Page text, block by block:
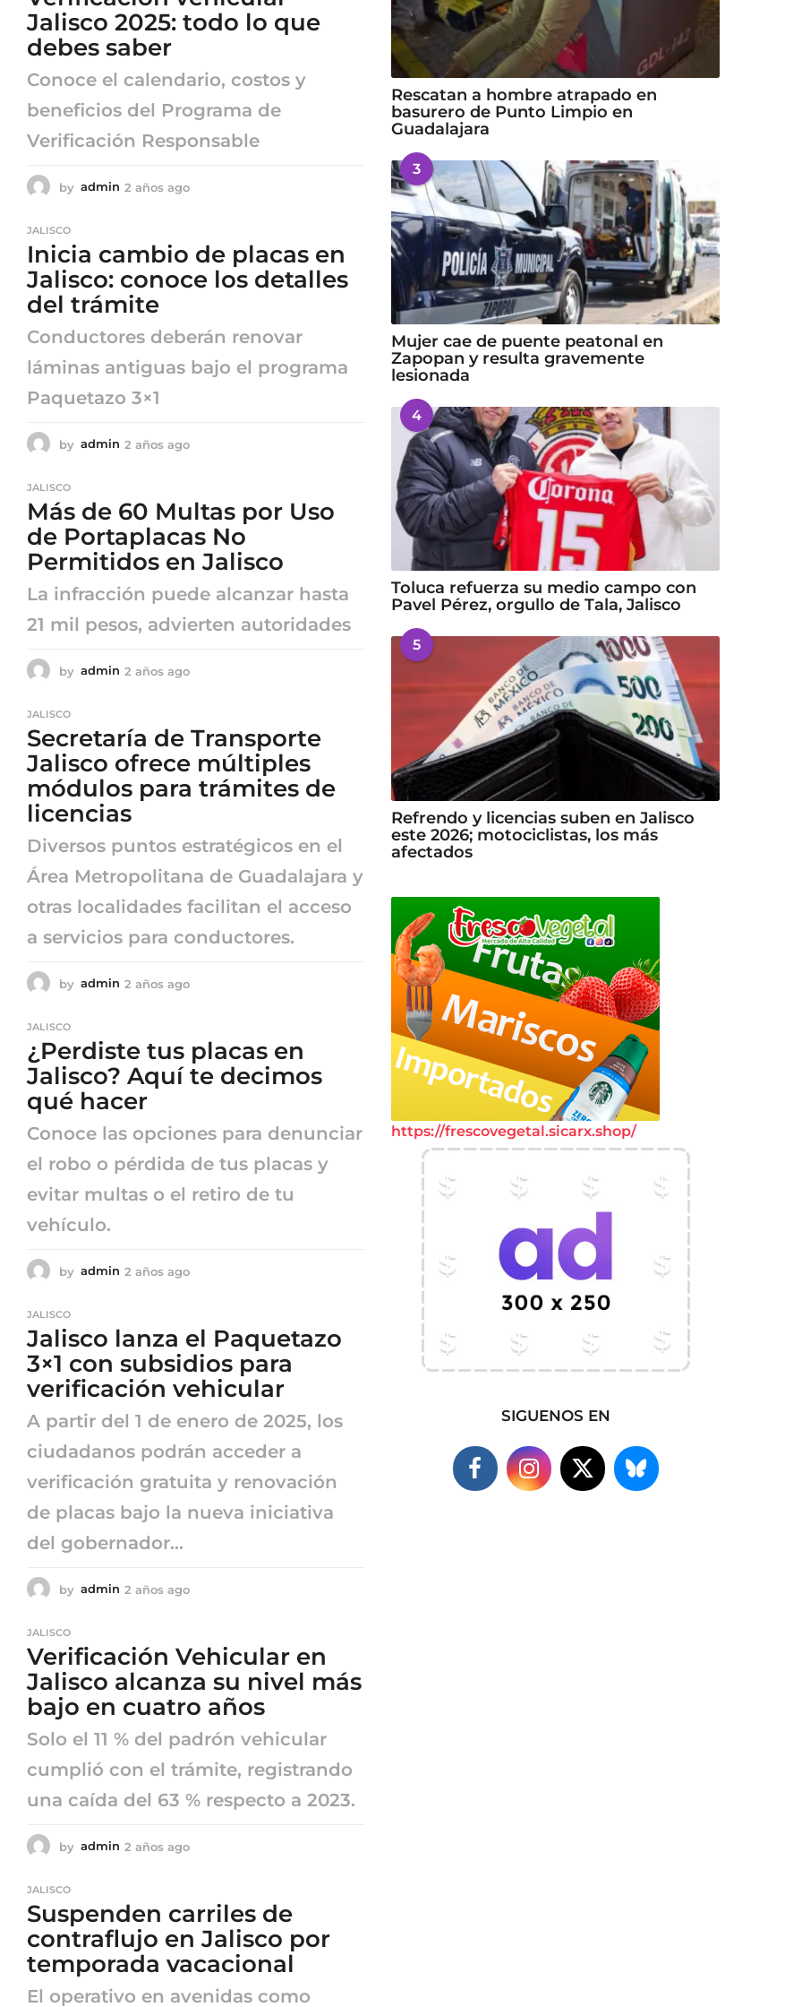
a
g
Jalisco 2025: todo lo que
debes saber
Conoce el calendario, costos y
beneficios del Programa de
Verificación Responsable
by admin 2 años ago
s
a
g
JALISCO
Inicia cambio de placas en
Jalisco: conoce los detalles
del trámite
Conductores deberán renovar
láminas antiguas bajo el programa
Paquetazo 3×1
by admin 2 años ago
s
a
g
o
JALISCO
Más de 60 Multas por Uso
de Portaplacas No
Permitidos en Jalisco
La infracción puede alcanzar hasta
21 mil pesos, advierten autoridades
by admin 2 años ago
o
JALISCO
Secretaría de Transporte
Jalisco ofrece múltiples
módulos para trámites de
licencias
Diversos puntos estratégicos en el
Área Metropolitana de Guadalajara y
otras localidades facilitan el acceso
a servicios para conductores.
by admin 2 años ago
s
a
g
JALISCO
¿Perdiste tus placas en
Jalisco? Aquí te decimos
qué hacer
Conoce las opciones para denunciar
el robo o pérdida de tus placas y
evitar multas o el retiro de tu
vehículo.
by admin 2 años ago
s
a
g
o
JALISCO
Jalisco lanza el Paquetazo
3×1 con subsidios para
verificación vehicular
A partir del 1 de enero de 2025, los
ciudadanos podrán acceder a
verificación gratuita y renovación
de placas bajo la nueva iniciativa
del gobernador...
by admin 2 años ago
s
a
g
o
JALISCO
Verificación Vehicular en
Jalisco alcanza su nivel más
bajo en cuatro años
Solo el 11 % del padrón vehicular
cumplió con el trámite, registrando
una caída del 63 % respecto a 2023.
by admin 2 años ago
s
a
g
o
JALISCO
Suspenden carriles de
contraflujo en Jalisco por
temporada vacacional
El operativo en avenidas como
Rescatan a hombre atrapado en
basurero de Punto Limpio en
Guadalajara
3
Mujer cae de puente peatonal en
Zapopan y resulta gravemente
lesionada
4
Toluca refuerza su medio campo con
Pavel Pérez, orgullo de Tala, Jalisco
5
Refrendo y licencias suben en Jalisco
este 2026; motociclistas, los más
afectados
https://frescovegetal.sicarx.shop/
SIGUENOS EN